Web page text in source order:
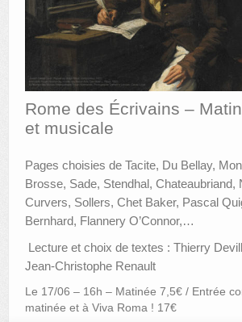
ANIMATIONS DES MUSÉES
LES APPELS À PROJETS
LE PORTAIL DES COLLECTIONS
Rome des Écrivains –
et musicale
Pages choisies de Tacite, Du Bellay,
Brosse, Sade, Stendhal, Chateaubriand,
Curvers, Sollers, Chet Baker, Pascal
Bernhard, Flannery O’Connor,…
Lecture et choix de textes : Thierry
Jean-Christophe Renault
Le 17/06 – 16h – Matinée 7,5€ / Entrée
matinée et à Viva Roma ! 17€